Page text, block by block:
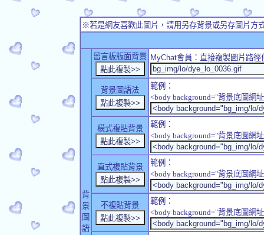
※若是網友喜歡此圖片，請用另存背景或另存圖片方
背
景
圖
語
留言板版面背景 MyChat會員：直接複製圖片路
背景圖語法
範例：
<body background="背景底圖網
橫式複貼背景
範例：
<body background="背景底圖網
直式複貼背景
範例：
<body background="背景底圖網
不複貼背景
範例：
<body background="背景底圖網